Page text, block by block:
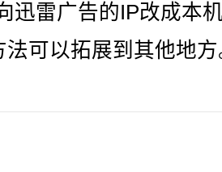
迅雷广告的IP改成本
法可以拓展到其他地